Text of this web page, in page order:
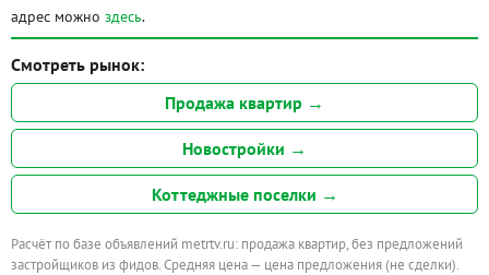
адрес можно здесь.
Смотреть рынок:
Продажа квартир →
Новостройки →
Коттеджные поселки →
Расчёт по базе объявлений metrtv.ru: продажа квартир, без предложений
застройщиков из фидов. Средняя цена — цена предложения (не сделки).